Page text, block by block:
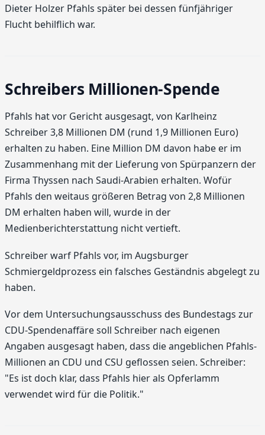
Dieter Holzer Pfahls später bei dessen fünfjähriger
Flucht behilflich war.
Schreibers Millionen-Spende
Pfahls hat vor Gericht ausgesagt, von Karlheinz
Schreiber 3,8 Millionen DM (rund 1,9 Millionen Euro)
erhalten zu haben. Eine Million DM davon habe er im
Zusammenhang mit der Lieferung von Spürpanzern der
Firma Thyssen nach Saudi-Arabien erhalten. Wofür
Pfahls den weitaus größeren Betrag von 2,8 Millionen
DM erhalten haben will, wurde in der
Medienberichterstattung nicht vertieft.
Schreiber warf Pfahls vor, im Augsburger
Schmiergeldprozess ein falsches Geständnis abgelegt zu
haben.
Vor dem Untersuchungsausschuss des Bundestags zur
CDU-Spendenaffäre soll Schreiber nach eigenen
Angaben ausgesagt haben, dass die angeblichen Pfahls-
Millionen an CDU und CSU geflossen seien. Schreiber:
"Es ist doch klar, dass Pfahls hier als Opferlamm
verwendet wird für die Politik."